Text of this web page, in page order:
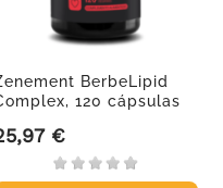
BerbeLipid
120 cápsulas
€